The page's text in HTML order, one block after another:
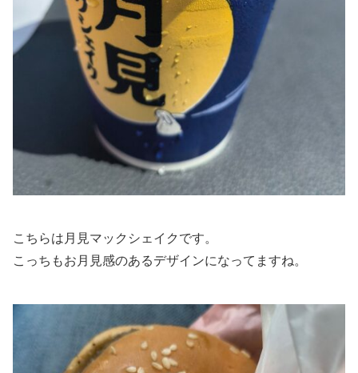
こちらは月見マックシェイクです。
こっちもお月見感のあるデザインになってますね。